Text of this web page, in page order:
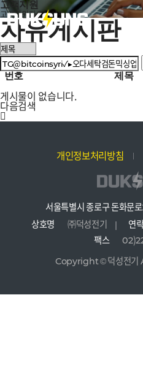
고객지원
고객지원자유게시판
자유게시판
번호 제목
게시물이 없습니다.
다음검색
개인정보처리방침
서울특별시 종로구 돈화문
상호명
㈜덕성전기 연
팩스
Copyright © 덕성전